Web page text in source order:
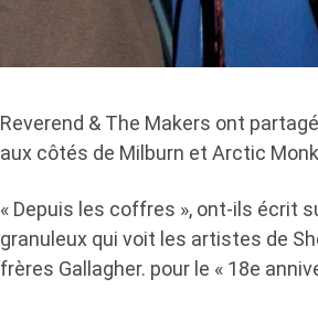
Reverend & The Makers ont
aux côtés de Milburn et Arctic
« Depuis les coffres », ont-ils écrit
granuleux qui voit les artistes de
frères Gallagher. pour le « 18e